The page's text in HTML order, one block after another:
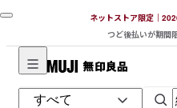
ネットストア限定｜
つど後払いが期間
無
印